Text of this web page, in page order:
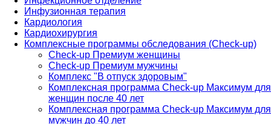
Инфузионная терапия
Кардиология
Кардиохирургия
Комплексные программы обследования (Check-up)
Check-up Премиум женщины
Check-up Премиум мужчины
Комплекс "В отпуск здоровым"
Комплексная программа Check-up Максимум для
женщин после 40 лет
Комплексная программа Check-up Максимум для
мужчин до 40 лет